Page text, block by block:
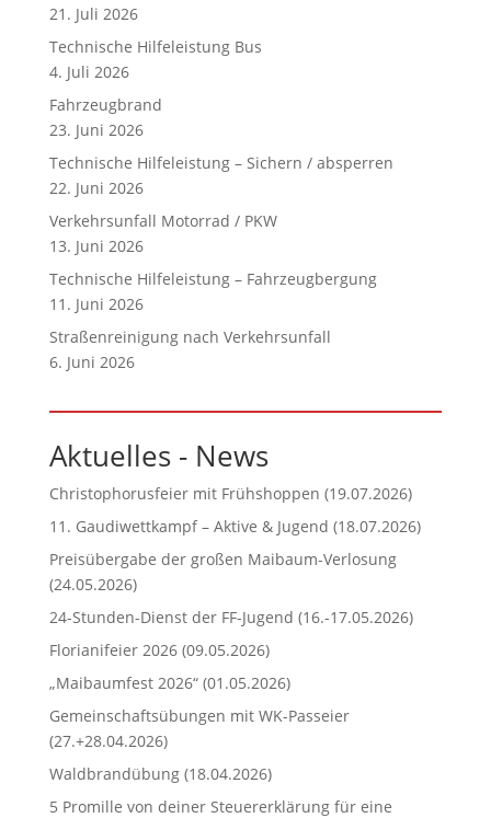
21. Juli 2026
Technische Hilfeleistung Bus
4. Juli 2026
Fahrzeugbrand
23. Juni 2026
Technische Hilfeleistung – Sichern / absperren
22. Juni 2026
Verkehrsunfall Motorrad / PKW
13. Juni 2026
Technische Hilfeleistung – Fahrzeugbergung
11. Juni 2026
Straßenreinigung nach Verkehrsunfall
6. Juni 2026
Aktuelles - News
Christophorusfeier mit Frühshoppen (19.07.2026)
11. Gaudiwettkampf – Aktive & Jugend (18.07.2026)
Preisübergabe der großen Maibaum-Verlosung
(24.05.2026)
24-Stunden-Dienst der FF-Jugend (16.-17.05.2026)
Florianifeier 2026 (09.05.2026)
„Maibaumfest 2026“ (01.05.2026)
Gemeinschaftsübungen mit WK-Passeier
(27.+28.04.2026)
Waldbrandübung (18.04.2026)
5 Promille von deiner Steuererklärung für eine